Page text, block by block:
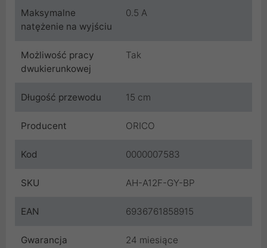
Maksymalne
natężenie na wyjściu
0.5 A
Możliwość pracy
dwukierunkowej
Tak
Długość przewodu 15 cm
Producent ORICO
Kod 0000007583
SKU AH-A12F-GY-BP
EAN 6936761858915
Gwarancja
24 miesiące